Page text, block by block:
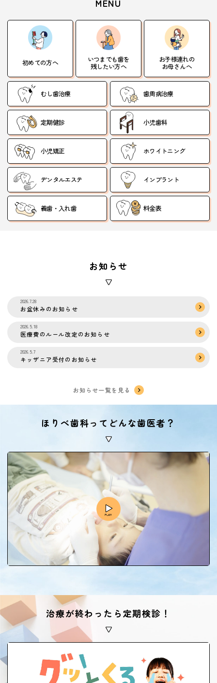
MENU
初めての方へ いつまでも歯を
残したい方へ
お子様連れの
お母さんへ
むし歯治療 歯周病治療
定期健診 小児歯科
小児矯正 ホワイトニング
デンタルエステ インプラント
義歯・入れ歯 料金表
お知らせ
2026.7.28
お盆休みのお知らせ
2026.5.18
医療費のルール改定のお知らせ
2026.5.7
キッザニア受付のお知らせ
お知らせ一覧を見る
ほりべ歯科ってどんな歯医者？
治療が終わったら定期検診！